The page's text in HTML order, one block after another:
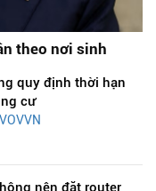
theo nơi sinh
quy định thời hạn
cư
VOVVN